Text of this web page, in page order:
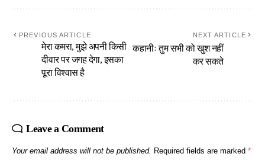
PREVIOUS ARTICLE
मेरा कमरा, मुझे अपनी किसी
दीवार पर जगह देगा, इसका
पूरा विश्वास है
NEXT ARTICLE
कहानीः तुम सभी को खुश नहीं
कर सकते
Leave a Comment
Your email address will not be published. Required fields are marked *